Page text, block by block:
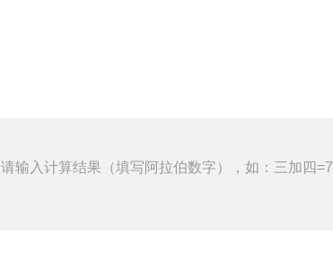
请输入计算结果（填写阿拉伯数字），如：三加四=7